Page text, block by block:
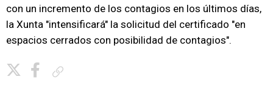
con un incremento de los contagios en los últimos días,
la Xunta "intensificará" la solicitud del certificado "en
espacios cerrados con posibilidad de contagios".